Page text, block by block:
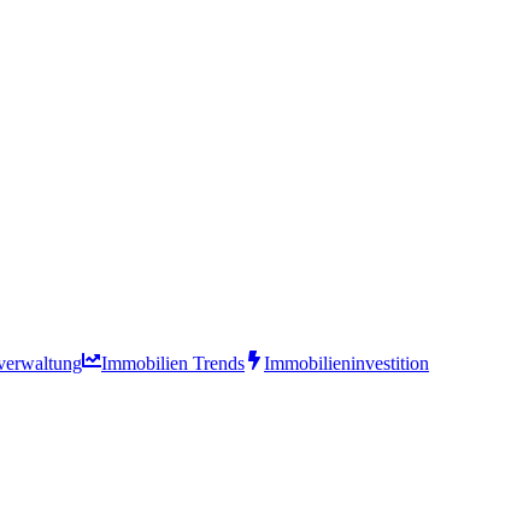
Immobilien Trends Immobilieninvestition